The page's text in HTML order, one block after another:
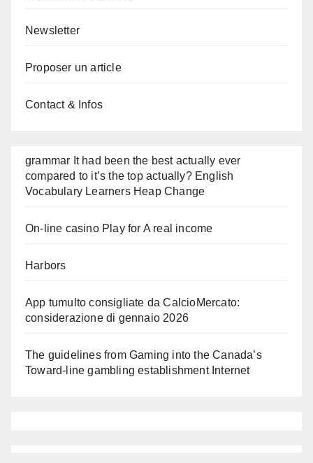
Newsletter
Proposer un article
Contact & Infos
grammar It had been the best actually ever
compared to it’s the top actually? English
Vocabulary Learners Heap Change
On-line casino Play for A real income
Harbors
App tumulto consigliate da CalcioMercato:
considerazione di gennaio 2026
The guidelines from Gaming into the Canada’s
Toward-line gambling establishment Internet